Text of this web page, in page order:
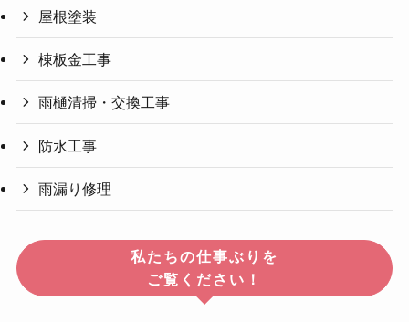
屋根塗装
棟板金工事
雨樋清掃・交換工事
防水工事
雨漏り修理
私たちの仕事ぶりを
ご覧ください！